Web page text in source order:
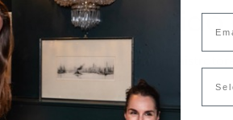
non
prega di contattare
Email